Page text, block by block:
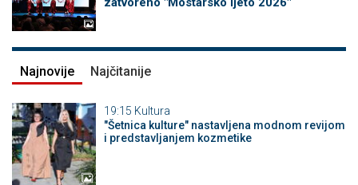
Najnovije Najčitanije
19:15 Kultura
"Šetnica kulture" nastavljena modnom revijom
i predstavljanjem kozmetike